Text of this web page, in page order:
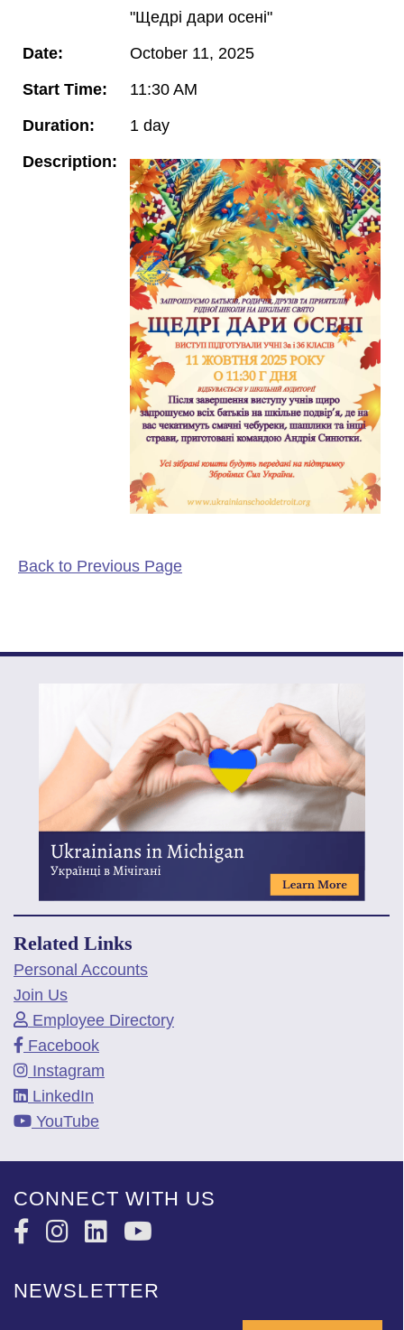
"Щедрі дари осені"
Date:
October 11, 2025
Start Time:
11:30 AM
Duration:
1 day
Description:
Back to Previous Page
Related Links
Personal Accounts
Join Us
Employee Directory
Facebook
Instagram
LinkedIn
YouTube
CONNECT WITH US
NEWSLETTER